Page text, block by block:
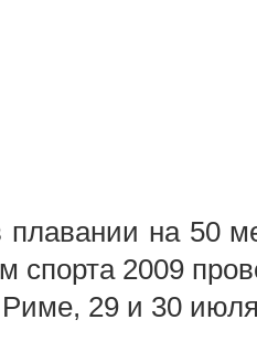
плавании на 50
спорта 2009
29 и 30 июля